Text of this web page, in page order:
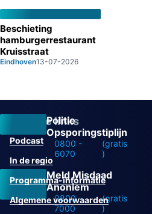
Beschieting
hamburgerrestaurant
Kruisstraat
Eindhoven13-07-2026
Politie
Opsporingstiplijn
0800 -
6070
(gratis
)
Meld Misdaad
Anoniem
0800 -
7000
(gratis
)
Overige links
Podcast
In de regio
Programma-informatie
Algemene voorwaarden